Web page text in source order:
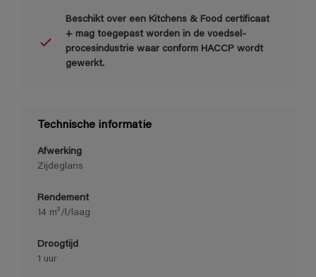
Beschikt over een Kitchens & Food certificaat
+ mag toegepast worden in de voedsel-
procesindustrie waar conform HACCP wordt
gewerkt.
Technische informatie
Afwerking
Zijdeglans
Rendement
14 m²/l/laag
Droogtijd
1 uur